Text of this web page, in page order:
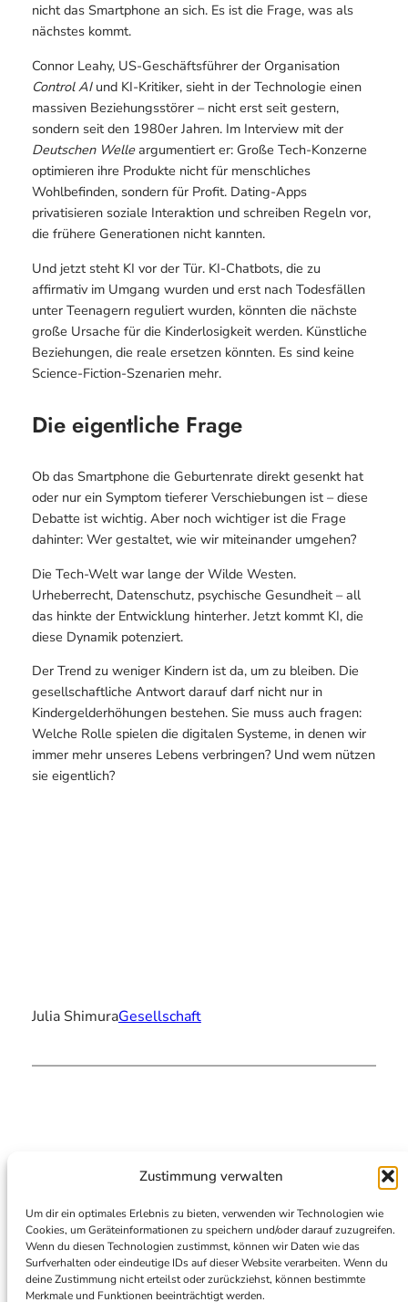
Zustimmung verwalten
Um dir ein optimales Erlebnis zu bieten, verwenden wir Technologien wie
Cookies, um Geräteinformationen zu speichern und/oder darauf zuzugreifen.
Wenn du diesen Technologien zustimmst, können wir Daten wie das
Surfverhalten oder eindeutige IDs auf dieser Website verarbeiten. Wenn du
deine Zustimmung nicht erteilst oder zurückziehst, können bestimmte
Merkmale und Funktionen beeinträchtigt werden.
nicht das Smartphone an sich. Es ist die Frage, was als
nächstes kommt.
Connor Leahy, US-Geschäftsführer der Organisation
Control AIund KI-Kritiker, sieht in der Technologie einen
massiven Beziehungsstörer – nicht erst seit gestern,
sondern seit den 1980er Jahren. Im Interview mit der
Deutschen Welleargumentiert er: Große Tech-Konzerne
optimieren ihre Produkte nicht für menschliches
Wohlbefinden, sondern für Profit. Dating-Apps
privatisieren soziale Interaktion und schreiben Regeln vor,
die frühere Generationen nicht kannten.
Und jetzt steht KI vor der Tür. KI-Chatbots, die zu
affirmativ im Umgang wurden und erst nach Todesfällen
unter Teenagern reguliert wurden, könnten die nächste
große Ursache für die Kinderlosigkeit werden. Künstliche
Beziehungen, die reale ersetzen könnten. Es sind keine
Science-Fiction-Szenarien mehr.
Die eigentliche Frage
Ob das Smartphone die Geburtenrate direkt gesenkt hat
oder nur ein Symptom tieferer Verschiebungen ist – diese
Debatte ist wichtig. Aber noch wichtiger ist die Frage
dahinter: Wer gestaltet, wie wir miteinander umgehen?
Die Tech-Welt war lange der Wilde Westen.
Urheberrecht, Datenschutz, psychische Gesundheit – all
das hinkte der Entwicklung hinterher. Jetzt kommt KI, die
diese Dynamik potenziert.
Der Trend zu weniger Kindern ist da, um zu bleiben. Die
gesellschaftliche Antwort darauf darf nicht nur in
Kindergelderhöhungen bestehen. Sie muss auch fragen:
Welche Rolle spielen die digitalen Systeme, in denen wir
immer mehr unseres Lebens verbringen? Und wem nützen
sie eigentlich?
Julia ShimuraGesellschaft
Instagram
Facebook
X Spotify